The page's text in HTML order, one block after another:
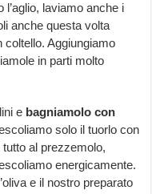
l’aglio, laviamo anche i
anche questa volta
coltello. Aggiungiamo
in parti molto
e bagniamolo con
solo il tuorlo con
tutto al prezzemolo,
energicamente.
e il nostro preparato